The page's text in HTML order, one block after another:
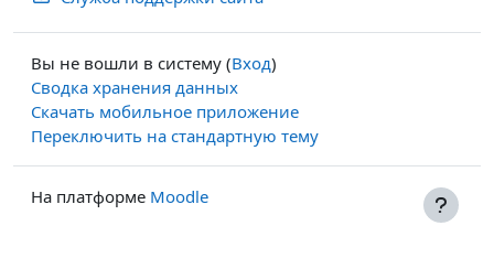
Вы не вошли в систему (Вход)
Сводка хранения данных
Скачать мобильное приложение
Переключить на стандартную тему
На платформе Moodle